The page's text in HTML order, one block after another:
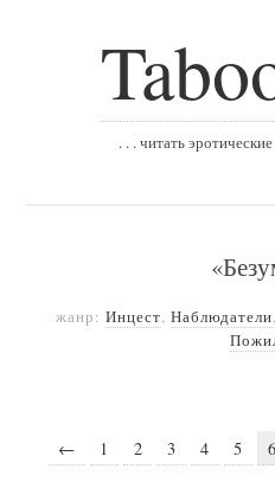
. . . читать
жанр: Инцест, Наблюдатели,
← 1 2 3 4 5 6